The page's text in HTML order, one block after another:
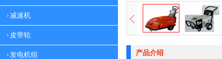
减速机
皮带轮
发电机组 产品介绍